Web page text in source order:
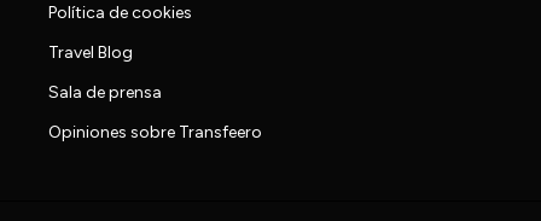
Política de cookies
Travel Blog
Sala de prensa
Opiniones sobre Transfeero